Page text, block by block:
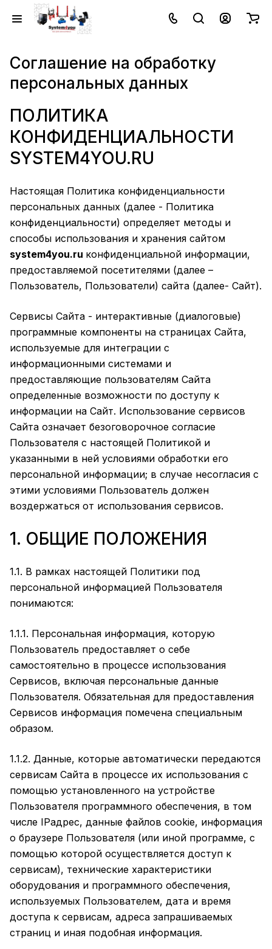
Соглашение на обработку
персональных данных
ПОЛИТИКА
КОНФИДЕНЦИАЛЬНОСТИ
SYSTEM4YOU.RU
Настоящая Политика конфиденциальности
персональных данных (далее - Политика
конфиденциальности) определяет методы и
способы использования и хранения сайтом
system4you.ru конфиденциальной информации,
предоставляемой посетителями (далее –
Пользователь, Пользователи) сайта (далее- Сайт).
Сервисы Сайта - интерактивные (диалоговые)
программные компоненты на страницах Сайта,
используемые для интеграции с
информационными системами и
предоставляющие пользователям Сайта
определенные возможности по доступу к
информации на Сайт. Использование сервисов
Сайта означает безоговорочное согласие
Пользователя с настоящей Политикой и
указанными в ней условиями обработки его
персональной информации; в случае несогласия с
этими условиями Пользователь должен
воздержаться от использования сервисов.
1. ОБЩИЕ ПОЛОЖЕНИЯ
1.1. В рамках настоящей Политики под
персональной информацией Пользователя
понимаются:
1.1.1. Персональная информация, которую
Пользователь предоставляет о себе
самостоятельно в процессе использования
Сервисов, включая персональные данные
Пользователя. Обязательная для предоставления
Сервисов информация помечена специальным
образом.
1.1.2. Данные, которые автоматически передаются
сервисам Сайта в процессе их использования с
помощью установленного на устройстве
Пользователя программного обеспечения, в том
числе IPадрес, данные файлов cookie, информация
о браузере Пользователя (или иной программе, с
помощью которой осуществляется доступ к
сервисам), технические характеристики
оборудования и программного обеспечения,
используемых Пользователем, дата и время
доступа к сервисам, адреса запрашиваемых
страниц и иная подобная информация.